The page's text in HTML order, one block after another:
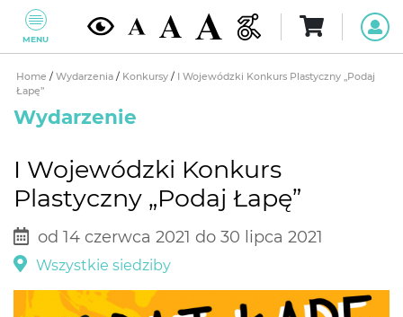
MENU
Home / Wydarzenia / Konkursy / I Wojewódzki Konkurs Plastyczny „Podaj
Łapę”
Wydarzenie
I Wojewódzki Konkurs
Plastyczny „Podaj Łapę”
od 14 czerwca 2021 do 30 lipca 2021
Wszystkie siedziby